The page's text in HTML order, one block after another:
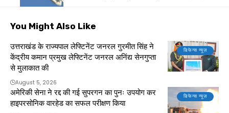
You Might Also Like
डिफेन्स न्यूज़
उत्तराखंड के राज्यपाल लेफ्टिनेंट जनरल गुरमीत सिंह ने
केंद्रीय कमान प्रमुख लेफ्टिनेंट जनरल अनिंद्य सेनगुप्ता
से मुलाकात की
August 5, 2026
डिफेन्स न्यूज़
अमेरिकी सेना ने रद्द की गई सुपरगन का पुनः उपयोग कर
हाइपरसोनिक वारहेड का सफल परीक्षण किया